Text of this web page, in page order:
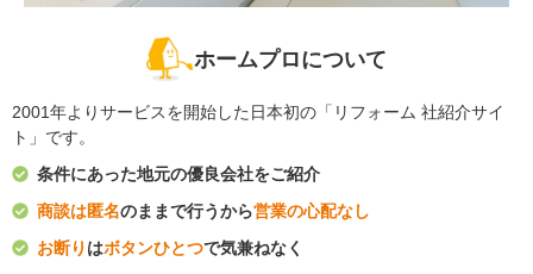
ホームプロについて
2001年よりサービスを開始した日本初の「リフォーム 社紹介サイ
ト」です。
条件にあった地元の優良会社をご紹介
商談は匿名のままで行うから営業の心配なし
お断り はボタンひとつで気兼ねなく